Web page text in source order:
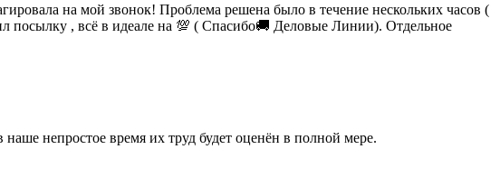
на мой звонок! Проблема решена было в течение нескольких часов (
посылку , всё в идеале на 💯 ( Спасибо🚚 Деловые Линии). Отдельное
непростое время их труд будет оценён в полной мере.